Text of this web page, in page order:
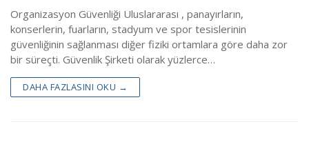
Çıkmış Sınav Sonuları
Sınav Sonuçları(Temel)
Sınav Sonuçları(Yenileme)
Özel Güvenlik Mevzuatı
Organizasyon Güvenliği Uluslararası , panayırların,
konserlerin, fuarların, stadyum ve spor tesislerinin
güvenliğinin sağlanması diğer fiziki ortamlara göre daha zor
bir süreçti. Güvenlik Şirketi olarak yüzlerce…
DAHA FAZLASINI OKU →